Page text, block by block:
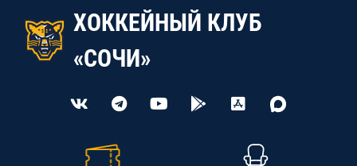
ХОККЕЙНЫЙ КЛУБ
«СОЧИ»